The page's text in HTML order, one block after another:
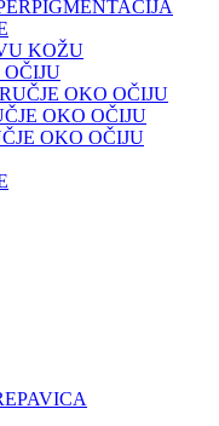
KOŽU
OČIJU
OKO OČIJU
OKO OČIJU
OKO OČIJU